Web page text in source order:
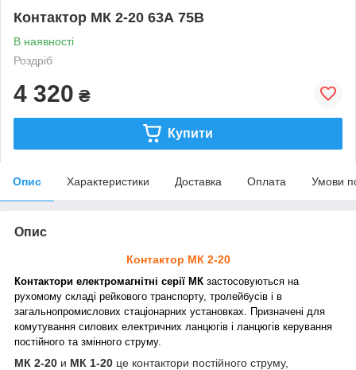
Контактор МК 2-20 63А 75В
В наявності
Роздріб
4 320 ₴
Купити
Опис Характеристики Доставка Оплата Умови
Опис
Контактор МК 2-20
Контактори електромагнітні серії МК застосовуються на
рухомому складі рейкового транспорту, тролейбусів і в
загальнопромислових стаціонарних установках. Призначені для
комутування силових електричних ланцюгів і ланцюгів керування
постійного та змінного струму.
МК 2-20 и МК 1-20 це контактори постійного струму,